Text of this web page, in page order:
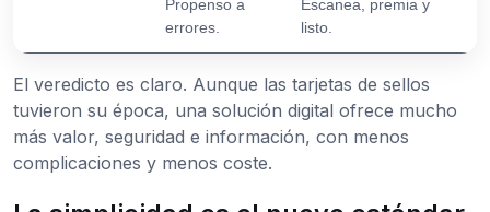
Propenso a
errores.
Escanea, premia y
listo.
El veredicto es claro. Aunque las tarjetas de sellos
tuvieron su época, una solución digital ofrece mucho
más valor, seguridad e información, con menos
complicaciones y menos coste.